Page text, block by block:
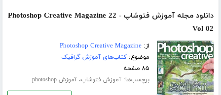
دانلود مجله آموزش فتوشاپ Photoshop Creative Magazine 22 -
Vol 02
از:Photoshop Creative Magazine
موضوع:کتاب‌های آموزش گرافیک
۸۵ صفحه
برچسب‌ها:آموزش فتوشاپ،آموزش photoshop